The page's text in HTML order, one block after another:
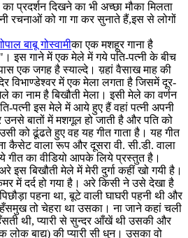
प्रदर्शन दिखने का भी अच्छा मौका मिलता
रचनाओं को गा गा कर सुनाते हैं,इस से लोगों
बाबू गोस्वामीका एक मशहूर गाना है
इस गाने में एक मेले में गये पति-पत्नी के बीच
एक जगह है स्याल्दे। य़हां वैसाख माह की
विभाण्डेश्वर में एक मेला लगता है जिसमें दूर-
का नाम है बिखौती मेला। इसी मेले का वर्णन
पत्नी इस मेले में आये हुए हैं वहां पत्नी अपनी
उनसे बातों में मशगूल हो जाती है और पति को
को ढूंढते हुए वह यह गीत गाता है। यह गीत
कैसेट वाला रूप और दूसरा वी. सी.डी. वाला
गीत का वीडियो आपके लिये प्रस्तुत है।
इस बिखौती मेले में मेरी दुर्गा कहीं खो गयी है।
में दर्द हो गया है। अरे किसी ने उसे देखा है
पहना था, बूटे वाली घाघरी पहनी थी और
तो चेहरा था उसका। ना जाने कहां चली
थी, प्यारी से सुन्दर आँखें थी उसकी और
बाद्य) की प्यारी सी धुन। उसका वो